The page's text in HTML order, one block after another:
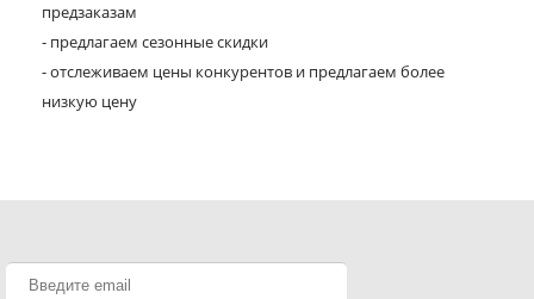
предзаказам
- предлагаем сезонные скидки
- отслеживаем цены конкурентов и предлагаем более
низкую цену